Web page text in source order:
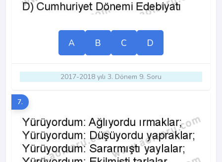
A B C D
2017-2018 yılı 3. Dönem 9. Soru
7.